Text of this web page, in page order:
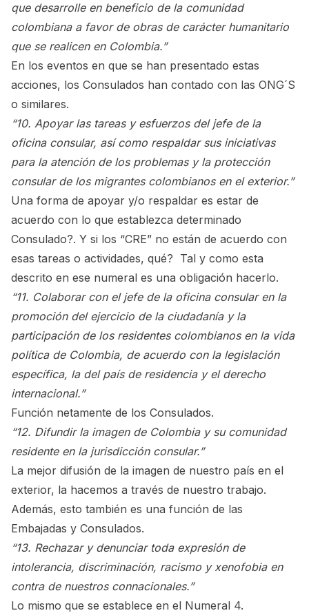
que desarrolle en beneficio de la comunidad
colombiana a favor de obras de carácter humanitario
que se realicen en Colombia.”
En los eventos en que se han presentado estas
acciones, los Consulados han contado con las ONG´S
o similares.
“10. Apoyar las tareas y esfuerzos del jefe de la
oficina consular, así como respaldar sus iniciativas
para la atención de los problemas y la protección
consular de los migrantes colombianos en el exterior.”
Una forma de apoyar y/o respaldar es estar de
acuerdo con lo que establezca determinado
Consulado?. Y si los “CRE” no están de acuerdo con
esas tareas o actividades, qué? Tal y como esta
descrito en ese numeral es una obligación hacerlo.
“11. Colaborar con el jefe de la oficina consular en la
promoción del ejercicio de la ciudadanía y la
participación de los residentes colombianos en la vida
política de Colombia, de acuerdo con la legislación
específica, la del país de residencia y el derecho
internacional.”
Función netamente de los Consulados.
“12. Difundir la imagen de Colombia y su comunidad
residente en la jurisdicción consular.”
La mejor difusión de la imagen de nuestro país en el
exterior, la hacemos a través de nuestro trabajo.
Además, esto también es una función de las
Embajadas y Consulados.
“13. Rechazar y denunciar toda expresión de
intolerancia, discriminación, racismo y xenofobia en
contra de nuestros connacionales.”
Lo mismo que se establece en el Numeral 4.